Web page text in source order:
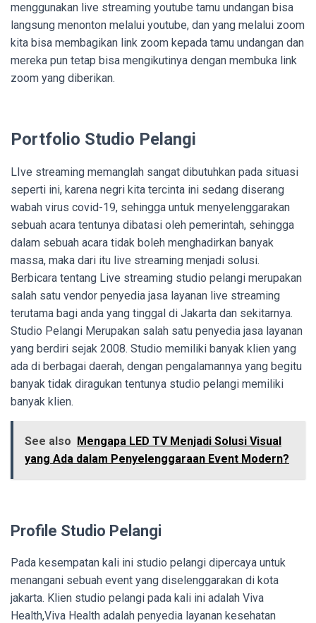
menggunakan live streaming youtube tamu undangan bisa
langsung menonton melalui youtube, dan yang melalui zoom
kita bisa membagikan link zoom kepada tamu undangan dan
mereka pun tetap bisa mengikutinya dengan membuka link
zoom yang diberikan.
Portfolio Studio Pelangi
LIve streaming memanglah sangat dibutuhkan pada situasi
seperti ini, karena negri kita tercinta ini sedang diserang
wabah virus covid-19, sehingga untuk menyelenggarakan
sebuah acara tentunya dibatasi oleh pemerintah, sehingga
dalam sebuah acara tidak boleh menghadirkan banyak
massa, maka dari itu live streaming menjadi solusi.
Berbicara tentang Live streaming studio pelangi merupakan
salah satu vendor penyedia jasa layanan live streaming
terutama bagi anda yang tinggal di Jakarta dan sekitarnya.
Studio Pelangi Merupakan salah satu penyedia jasa layanan
yang berdiri sejak 2008. Studio memiliki banyak klien yang
ada di berbagai daerah, dengan pengalamannya yang begitu
banyak tidak diragukan tentunya studio pelangi memiliki
banyak klien.
See also Mengapa LED TV Menjadi Solusi Visual
yang Ada dalam Penyelenggaraan Event Modern?
Profile Studio Pelangi
Pada kesempatan kali ini studio pelangi dipercaya untuk
menangani sebuah event yang diselenggarakan di kota
jakarta. Klien studio pelangi pada kali ini adalah Viva
Health,Viva Health adalah penyedia layanan kesehatan